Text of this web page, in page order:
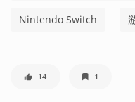
Nintendo Switch
14 1